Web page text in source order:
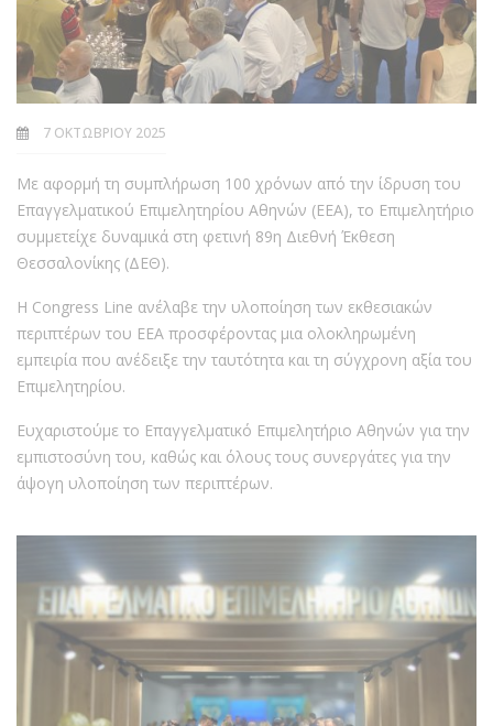
7 ΟΚΤΩΒΡΊΟΥ 2025
Με αφορμή τη συμπλήρωση 100 χρόνων από την ίδρυση του
Επαγγελματικού Επιμελητηρίου Αθηνών (ΕΕΑ), το Επιμελητήριο
συμμετείχε δυναμικά στη φετινή 89η Διεθνή Έκθεση
Θεσσαλονίκης (ΔΕΘ).
Η Congress Line ανέλαβε την υλοποίηση των εκθεσιακών
περιπτέρων του ΕΕΑ προσφέροντας μια ολοκληρωμένη
εμπειρία που ανέδειξε την ταυτότητα και τη σύγχρονη αξία του
Επιμελητηρίου.
Ευχαριστούμε το Επαγγελματικό Επιμελητήριο Αθηνών για την
εμπιστοσύνη του, καθώς και όλους τους συνεργάτες για την
άψογη υλοποίηση των περιπτέρων.